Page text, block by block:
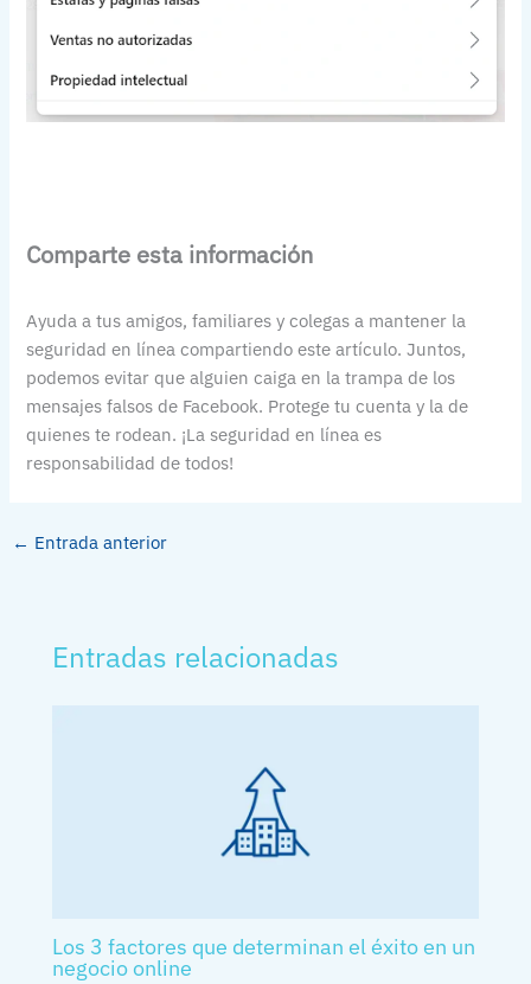
Comparte esta información
Ayuda a tus amigos, familiares y colegas a mantener la
seguridad en línea compartiendo este artículo. Juntos,
podemos evitar que alguien caiga en la trampa de los
mensajes falsos de Facebook. Protege tu cuenta y la de
quienes te rodean. ¡La seguridad en línea es
responsabilidad de todos!
← Entrada anterior
Entradas relacionadas
Los 3 factores que determinan el éxito en un
negocio online